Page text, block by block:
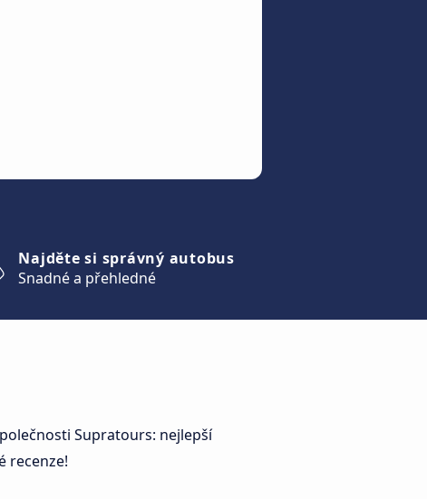
Najděte si správný autobus
Snadné a přehledné
Supratours: nejlepší
recenze!